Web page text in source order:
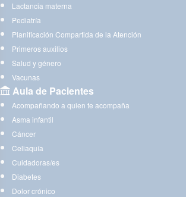
Lactancia materna
Pediatría
Planificación Compartida de la Atención
Primeros auxilios
Salud y género
Vacunas
Aula de Pacientes
Acompañando a quien te acompaña
Asma infantil
Cáncer
Celiaquía
Cuidadoras/es
Diabetes
Dolor crónico